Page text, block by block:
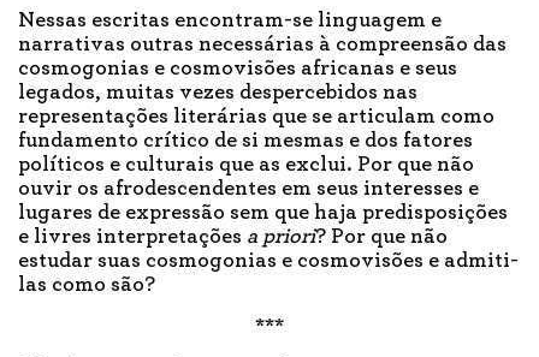
Nessas escritas encontram-se linguagem e
narrativas outras necessárias à compreensão das
cosmogonias e cosmovisões africanas e seus
legados, muitas vezes despercebidos nas
representações literárias que se articulam como
fundamento crítico de si mesmas e dos fatores
políticos e culturais que as exclui. Por que não
ouvir os afrodescendentes em seus interesses e
lugares de expressão sem que haja predisposições
e livres interpretações a priori? Por que não
estudar suas cosmogonias e cosmovisões e admiti-
las como são?
***